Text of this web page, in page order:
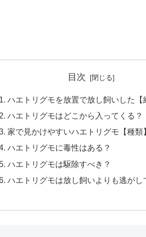
目次
ハエトリグモを放置で放し飼いした【
ハエトリグモはどこから入ってくる？
家で見かけやすいハエトリグモ【種類】
ハエトリグモに毒性はある？
ハエトリグモは駆除すべき？
ハエトリグモは放し飼いよりも逃がし